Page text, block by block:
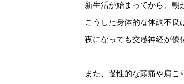
新生活が始まってから、朝
こうした身体的な体調不良
夜になっても交感神経が優
また、慢性的な頭痛や肩こ